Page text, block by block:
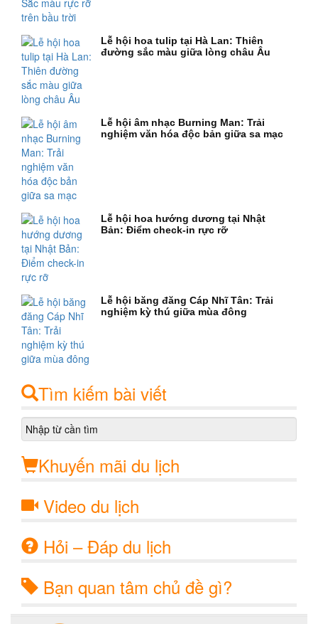
Lễ hội hoa tulip tại Hà Lan: Thiên
đường sắc màu giữa lòng châu Âu
Lễ hội âm nhạc Burning Man: Trải
nghiệm văn hóa độc bản giữa sa mạc
Lễ hội hoa hướng dương tại Nhật
Bản: Điểm check-in rực rỡ
Lễ hội băng đăng Cáp Nhĩ Tân: Trải
nghiệm kỳ thú giữa mùa đông
Tìm kiếm bài viết
Khuyến mãi du lịch
Video du lịch
Hỏi – Đáp du lịch
Bạn quan tâm chủ đề gì?